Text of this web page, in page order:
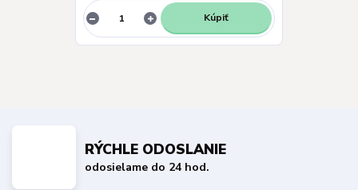
Kúpiť
RÝCHLE ODOSLANIE
odosielame do 24 hod.